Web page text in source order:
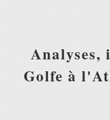
Analyses,
Golfe à